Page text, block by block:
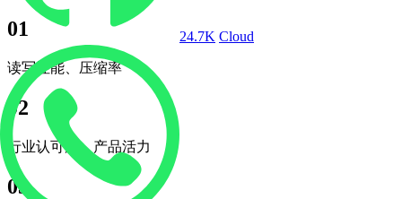
24.7K Cloud
01
读写性能、压缩率
02
行业认可度、产品活力
03